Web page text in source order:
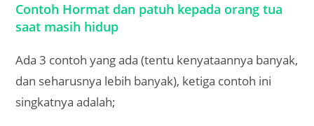
Contoh Hormat dan patuh kepada orang tua
saat masih hidup
Ada 3 contoh yang ada (tentu kenyataannya banyak,
dan seharusnya lebih banyak), ketiga contoh ini
singkatnya adalah;